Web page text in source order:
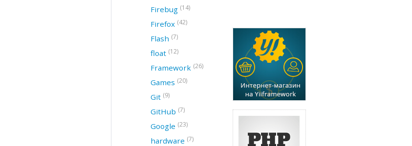
Firebug (14)
Firefox (42)
Flash (7)
float (12)
Framework (26)
Games (20)
Git (9)
GitHub (7)
Google (23)
hardware (7)